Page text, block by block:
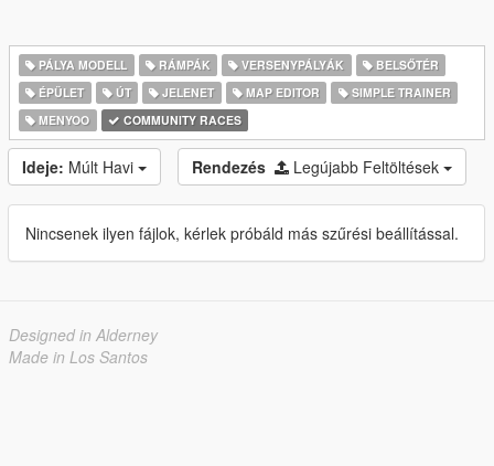
PÁLYA MODELL RÁMPÁK VERSENYPÁLYÁK
BELSŐTÉR
ÉPÜLET
ÚT JELENET MAP EDITOR
SIMPLE TRAINER
MENYOO
COMMUNITY RACES
Ideje: Múlt Havi Rendezés Legújabb Feltöltések
Nincsenek ilyen fájlok, kérlek próbáld más szűrési beállítással.
Designed in Alderney
Made in Los Santos